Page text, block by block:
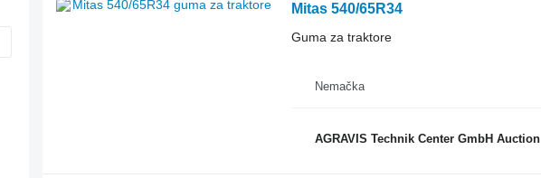
Mitas 540/65R34
Guma za traktore
Nemačka
AGRAVIS Technik Center GmbH Auction